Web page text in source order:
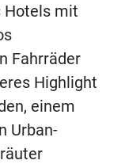
Hotels mit
Fahrräder
Highlight
einem
Urban-